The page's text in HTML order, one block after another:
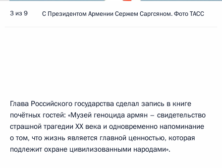
3 из 9 С Президентом Армении Сержем Саргсяном. Фото ТАСС
Глава Российского государства сделал запись в книге
почётных гостей: «Музей геноцида армян – свидетельство
страшной трагедии ХХ века и одновременно напоминание
о том, что жизнь является главной ценностью, которая
подлежит охране цивилизованными народами».